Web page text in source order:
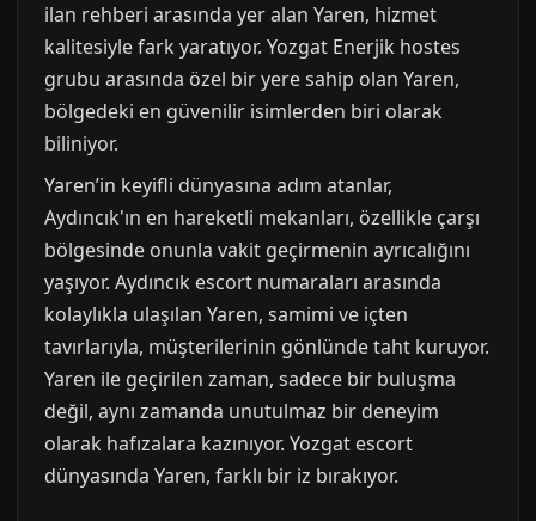
ilan rehberi arasında yer alan Yaren, hizmet
kalitesiyle fark yaratıyor. Yozgat Enerjik hostes
grubu arasında özel bir yere sahip olan Yaren,
bölgedeki en güvenilir isimlerden biri olarak
biliniyor.
Yaren’in keyifli dünyasına adım atanlar,
Aydıncık'ın en hareketli mekanları, özellikle çarşı
bölgesinde onunla vakit geçirmenin ayrıcalığını
yaşıyor. Aydıncık escort numaraları arasında
kolaylıkla ulaşılan Yaren, samimi ve içten
tavırlarıyla, müşterilerinin gönlünde taht kuruyor.
Yaren ile geçirilen zaman, sadece bir buluşma
değil, aynı zamanda unutulmaz bir deneyim
olarak hafızalara kazınıyor. Yozgat escort
dünyasında Yaren, farklı bir iz bırakıyor.